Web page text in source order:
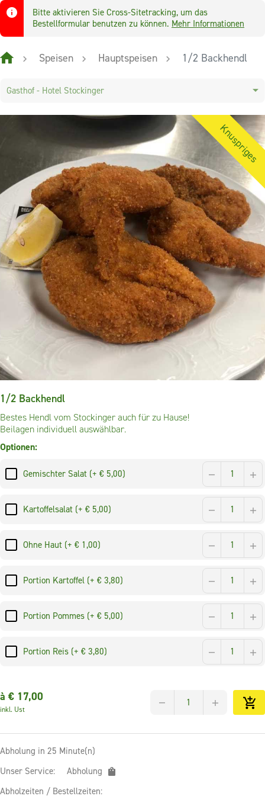
Bitte aktivieren Sie Cross-Sitetracking, um das
Bestellformular benutzen zu können. Mehr Informationen
Speisen Hauptspeisen 1/2 Backhendl
Gasthof - Hotel Stockinger
Knuspriges
1/2 Backhendl
Bestes Hendl vom Stockinger auch für zu Hause!
Beilagen individuell auswählbar.
Optionen:
Gemischter Salat (+ € 5,00)
Kartoffelsalat (+ € 5,00)
Ohne Haut (+ € 1,00)
Portion Kartoffel (+ € 3,80)
Portion Pommes (+ € 5,00)
Portion Reis (+ € 3,80)
à € 17,00
inkl. Ust
Abholung in 25 Minute(n)
Unser Service:
Abholung
Abholzeiten / Bestellzeiten: